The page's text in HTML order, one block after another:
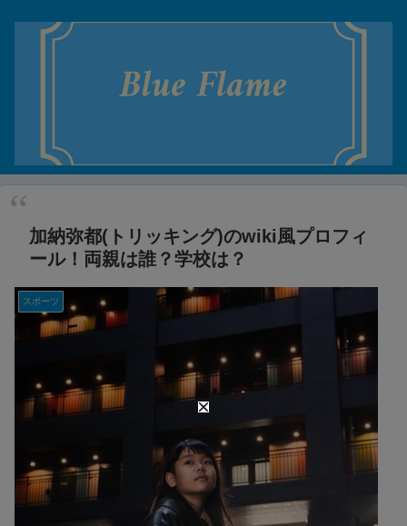
加納弥都(トリッキング)のwiki風プロフィ
ール！両親は誰？学校は？
スポーツ